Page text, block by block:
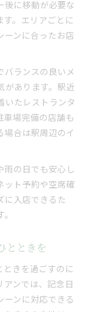
め利用シーン
ンの魅力紹介
有するコツ
後に移動が必要な
。エリアごとに
ーンに合ったお店
バランスの良いメ
があります。駅近
いたレストランタ
車場完備の店舗も
場合は駅周辺のイ
雨の日でも安心し
ット予約や空席確
に入店できるた
とときを
きを過ごすのに
ンでは、記念日
ンに対応できる